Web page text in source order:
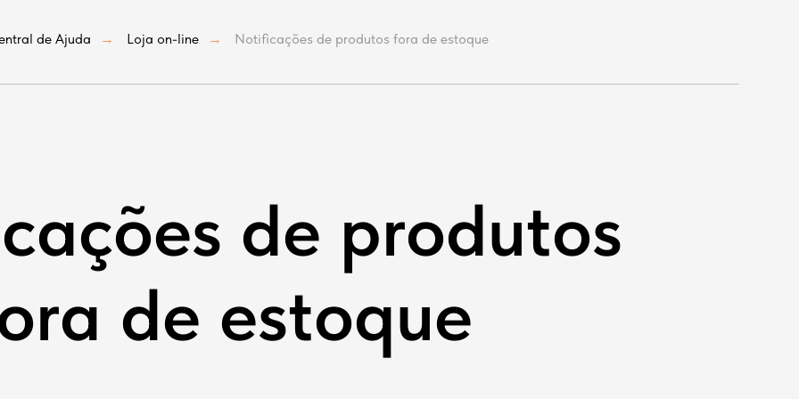
de Ajuda → Loja on-line → Notificações de produtos fora de estoque
de produtos
de estoque